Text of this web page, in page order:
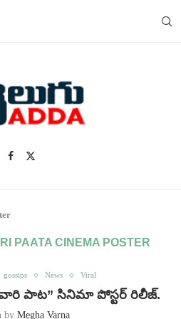
PAATA CINEMA POSTER
gossips News Viral
పాట” సినిమా పోస్టర్ రిలీజ్.
by Megha Varna